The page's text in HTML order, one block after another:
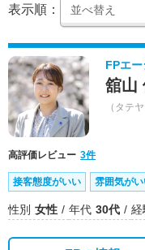
表示順：
FPエ
舘山
（タテ
高評価レビュー 3件
接客態度がいい 雰囲気が
性別 女性 年代 30代 経